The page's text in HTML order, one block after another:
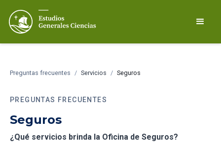
Preguntas frecuentes / Servicios / Seguros
PREGUNTAS FRECUENTES
Seguros
¿Qué servicios brinda la Oficina de Seguros?